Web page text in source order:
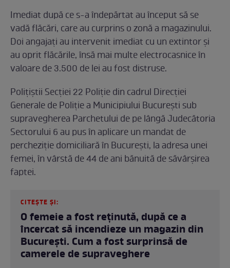
Imediat după ce s-a îndepărtat au început să se
vadă flăcări, care au curprins o zonă a magazinului.
Doi angajați au intervenit imediat cu un extintor și
au oprit flăcările, însă mai multe electrocasnice în
valoare de 3.500 de lei au fost distruse.
Polițiștii Secției 22 Poliție din cadrul Direcției
Generale de Poliție a Municipiului București sub
supravegherea Parchetului de pe lângă Judecătoria
Sectorului 6 au pus în aplicare un mandat de
percheziție domiciliară în București, la adresa unei
femei, în vârstă de 44 de ani bănuită de săvârșirea
faptei.
CITEȘTE ȘI:
O femeie a fost reținută, după ce a
încercat să incendieze un magazin din
București. Cum a fost surprinsă de
camerele de supraveghere